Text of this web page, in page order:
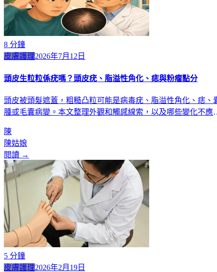
8 分鐘
皮膚護理2026年7月12日
頭皮生粒粒係疣嗎？頭皮疣、脂溢性角化、痣與粉瘤點分
頭皮被頭髮遮蓋，粗糙凸粒可能是病毒疣、脂溢性角化、痣、
腫或毛囊病變。本文整理外觀和觸感線索，以及哪些變化不應
陳
陳姑娘
閱讀 →
5 分鐘
皮膚護理2026年2月19日